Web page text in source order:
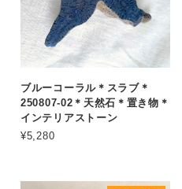
ブルーコーラル＊スラブ＊
250807-02＊天然石＊置き物＊
インテリアストーン
¥5,280